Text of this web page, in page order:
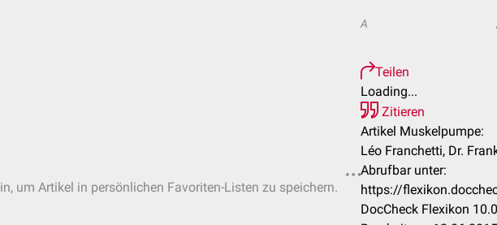
um Artikel in persönlichen Favoriten-Listen zu speichern.
A
Teilen
Loading...
Zitieren
Artikel Muskelpumpe:
Léo Franchetti, Dr.
Abrufbar unter:
https://
DocCheck Flexikon